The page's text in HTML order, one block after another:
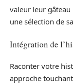
valeur leur
une sélection de
Intégration de
Raconter votre
approche